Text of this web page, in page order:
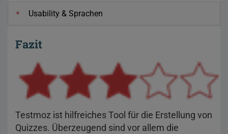
Usability & Sprachen
Fazit
Testmoz ist hilfreiches Tool für die Erstellung von
Quizzes. Überzeugend sind vor allem die